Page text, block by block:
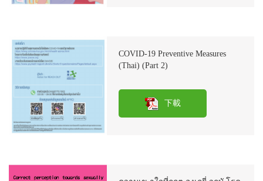
COVID-19 Preventive Measures
(Thai) (Part 2)
下載